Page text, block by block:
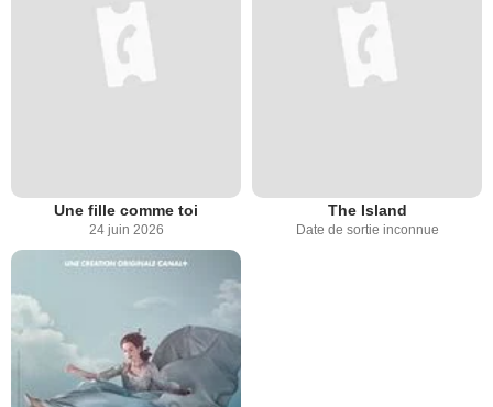
Une fille comme toi
24 juin 2026
The Island
Date de sortie inconnue